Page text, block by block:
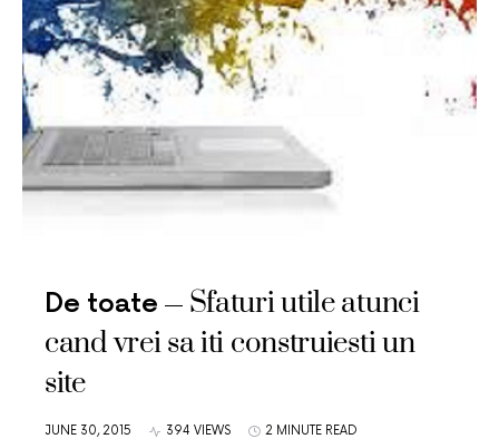
De toate
Sfaturi utile atunci
cand vrei sa iti construiesti un
site
JUNE 30, 2015 394 VIEWS 2 MINUTE READ